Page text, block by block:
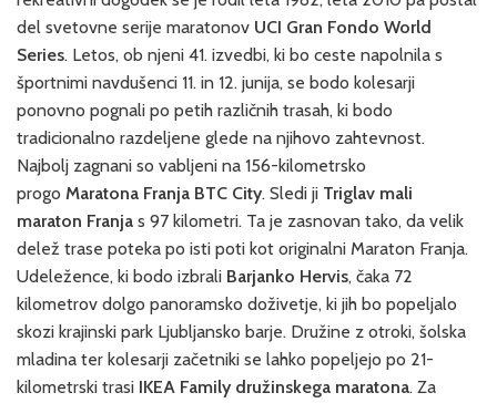
del svetovne serije maratonov UCI Gran Fondo World
Series. Letos, ob njeni 41. izvedbi, ki bo ceste napolnila s
športnimi navdušenci 11. in 12. junija, se bodo kolesarji
ponovno pognali po petih različnih trasah, ki bodo
tradicionalno razdeljene glede na njihovo zahtevnost.
Najbolj zagnani so vabljeni na 156-kilometrsko
progo Maratona Franja BTC City. Sledi ji Triglav mali
maraton Franja s 97 kilometri. Ta je zasnovan tako, da velik
delež trase poteka po isti poti kot originalni Maraton Franja.
Udeležence, ki bodo izbrali Barjanko Hervis, čaka 72
kilometrov dolgo panoramsko doživetje, ki jih bo popeljalo
skozi krajinski park Ljubljansko barje. Družine z otroki, šolska
mladina ter kolesarji začetniki se lahko popeljejo po 21-
kilometrski trasi IKEA Family družinskega maratona. Za